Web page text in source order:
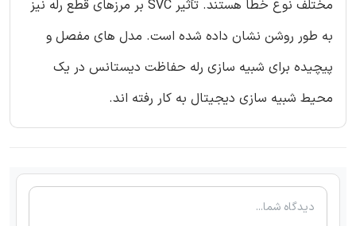
مختلف نوع خطا هستند. تأثیر SVC بر مرزهای قطع رله نیز
به طور روشن نشان داده شده است. مدل های مفصل و
پیچیده برای شبیه سازی رله حفاظت دیستانس در یک
محیط شبیه سازی دیجیتال به کار رفته اند.